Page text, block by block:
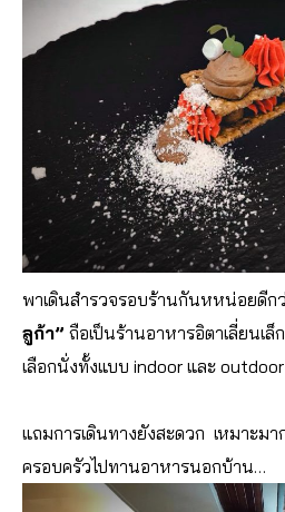
พาเดินสำรวจรอบร้านกันหหน่อยดีก
ลูก้า” ถือเป็นร้านอาหารอิตาเลี่ยนเล็
เลือกนั่งทั้งแบบ indoor และ
แถมการเดินทางยังสะดวก เหมาะม
ครอบครัวไปทานอาหารนอกบ้าน…